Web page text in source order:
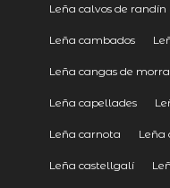
Leña calvos de randín
Leña cambados
Leña cangas de
Leña capellades
Leña carnota Leña
Leña castellgalí